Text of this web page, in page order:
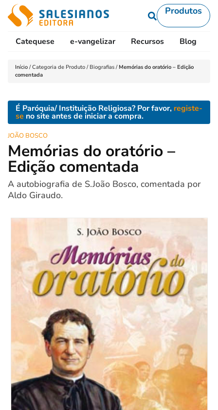
Produtos
Catequese e-vangelizar Recursos Blog
Início /Categoria de Produto / Biografias / Memórias do oratório – Edição
comentada
É Paróquia/ Instituição Religiosa? Por favor, registe-
se no site antes de iniciar a compra.
JOÃO BOSCO
Memórias do oratório –
Edição comentada
A autobiografia de S.João Bosco, comentada por
Aldo Giraudo.